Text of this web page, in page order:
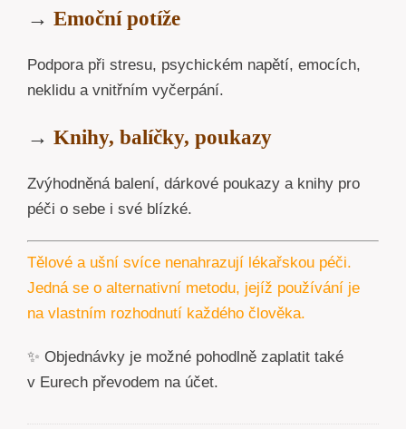
→ Emoční potíže
Podpora při stresu, psychickém napětí, emocích,
neklidu a vnitřním vyčerpání.
→ Knihy, balíčky, poukazy
Zvýhodněná balení, dárkové poukazy a knihy pro
péči o sebe i své blízké.
Tělové a ušní svíce nenahrazují lékařskou péči.
Jedná se o alternativní metodu, jejíž používání je
na vlastním rozhodnutí každého člověka.
✨ Objednávky je možné pohodlně zaplatit také
v Eurech převodem na účet.